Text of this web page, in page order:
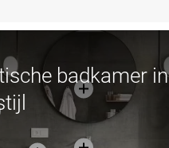
badkamer in